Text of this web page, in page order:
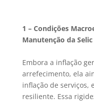
1 – Condições
Manutenção da Selic
Embora a inflação
arrefecimento, ela
inflação de serviços,
resiliente. Essa